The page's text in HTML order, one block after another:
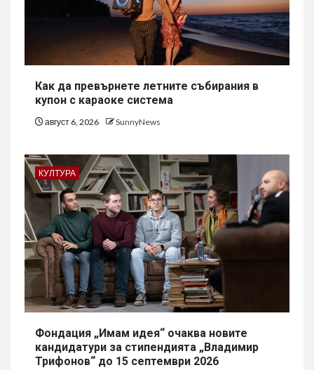
Как да превърнете летните събирания в
купон с караоке система
август 6, 2026 SunnyNews
КУЛТУРА
Фондация „Имам идея“ очаква новите
кандидатури за стипендията „Владимир
Трифонов“ до 15 септември 2026